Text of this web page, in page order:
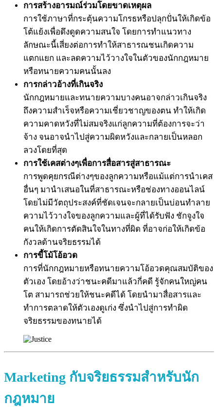
การสร้างอารมณ์ร่วมโดยขาดเหตุผล
การใช้ภาษาที่กระตุ้นความโกรธหรือปลุกปั่นให้เกิดข้อ
โต้แย้งเพื่อดึงดูดความสนใจ โดยการทำแนวทาง
ลักษณะนี้เสี่ยงต่อการทำให้สาธารณชนเกิดความ
แตกแยก และลดความไว้วางใจในตัวของนักกฎหมาย
หรือทนายความคนนั้นลง
การกล่าวอ้างที่เกินจริง
นักกฎหมายและทนายความบางคนอาจกล่าวเกินจริง
ถึงความสำเร็จหรือความเชี่ยวชาญของตน ทำให้เกิด
ความคาดหวังที่ไม่สมจริงแก่ลูกความที่ต้องการจะว่า
จ้าง จนอาจนำไปสู่ความผิดหวังและกลายเป็นหลอก
ลวงโดยที่สุด
การใช้เคสต่างๆเพื่อการสื่อสารสู่สาธารณะ
การพูดคุยกรณีต่างๆของลูกความหรือแม้แต่การนำเคส
อื่นๆ มานำเสนอในที่สาธารณะหรือช่องทางออนไลน์
โดยไม่มีวัตถุประสงค์ที่ชัดเจนจะกลายเป็นบ่อนทำลาย
ความไว้วางใจของลูกความและผู้ที่ได้รับฟัง ชักจูงใจ
คนให้เกิดการตัดสินใจในทางที่ผิด ที่อาจก่อให้เกิดข้อ
กังวลด้านจริยธรรมได้
การขี้โม้โอ้อวด
การที่นักกฎหมายหรือทนายความโอ้อวดคุณสมบัติของ
ตัวเอง โดยอ้างว่าชนะคดีมาแล้วกี่คดี รู้จักคนใหญ่คน
โต สามารถช่วยให้ชนะคดีได้ โดยนำมาสื่อสารและ
ทำการตลาดให้ตัวเองดูเก่ง ซึ่งนำไปสู่การทำผิด
จริยธรรมของทนายได้
Marketing กับจริยธรรมสำหรับนัก
กฎหมาย